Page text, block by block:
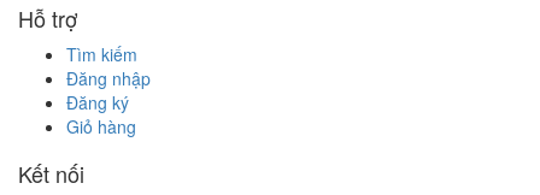
Hỗ trợ
Tìm kiếm
Đăng nhập
Đăng ký
Giỏ hàng
Kết nối